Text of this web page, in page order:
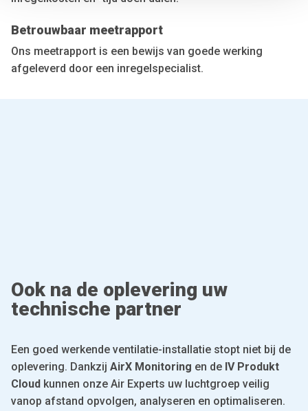
may combine it with other information that you’ve
provided to them or that they’ve collected from your use
of their services.
Betrouwbaar meetrapport
Ons meetrapport is een bewijs van goede werking
afgeleverd door een inregelspecialist.
Ook na de oplevering uw
technische partner
Een goed werkende ventilatie-installatie stopt niet bij de
oplevering. Dankzij AirX Monitoring en de IV Produkt
Cloud kunnen onze Air Experts uw luchtgroep veilig
vanop afstand opvolgen, analyseren en optimaliseren.